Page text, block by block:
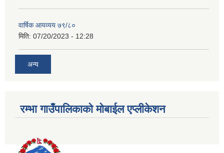
वार्षिक आयव्यय ७९/८०
मिति: 07/20/2023 - 12:28
अन्य
रम्भा गाउँपालिकाको मोबाईल एप्लीकेशन